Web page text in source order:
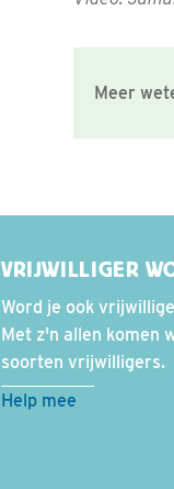
Meer
VRIJWILLIGER
Word je ook
Met z'n allen komen
soorten vrijwilligers.
Help mee